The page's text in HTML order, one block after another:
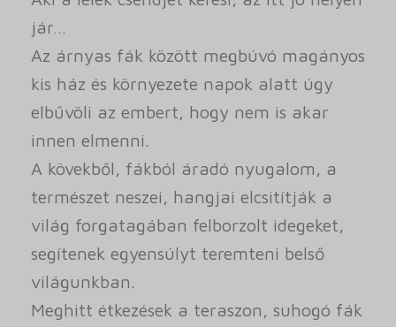
jár…
Az árnyas fák között megbúvó magányos
kis ház és környezete napok alatt úgy
elbűvöli az embert, hogy nem is akar
innen elmenni.
A kövekből, fákból áradó nyugalom, a
természet neszei, hangjai elcsitítják a
világ forgatagában felborzolt idegeket,
segítenek egyensúlyt teremteni belső
világunkban.
Meghitt étkezések a teraszon, suhogó fák